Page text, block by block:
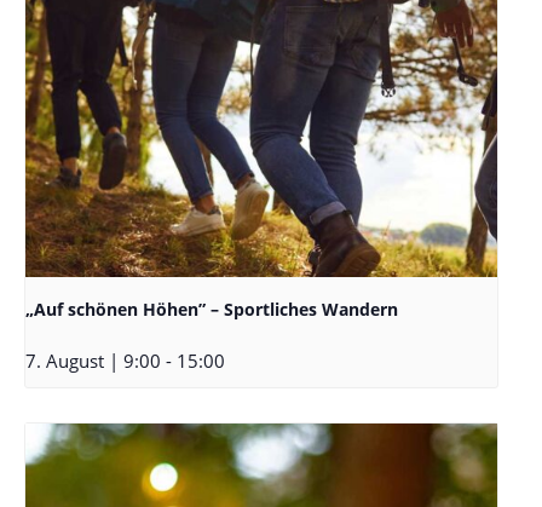
„Auf schönen Höhen” – Sportliches Wandern
7. August | 9:00 - 15:00